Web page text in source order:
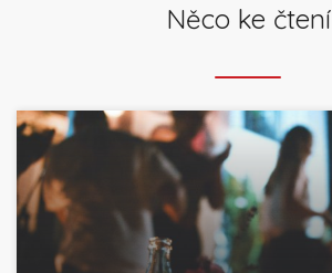
Něco ke čtení